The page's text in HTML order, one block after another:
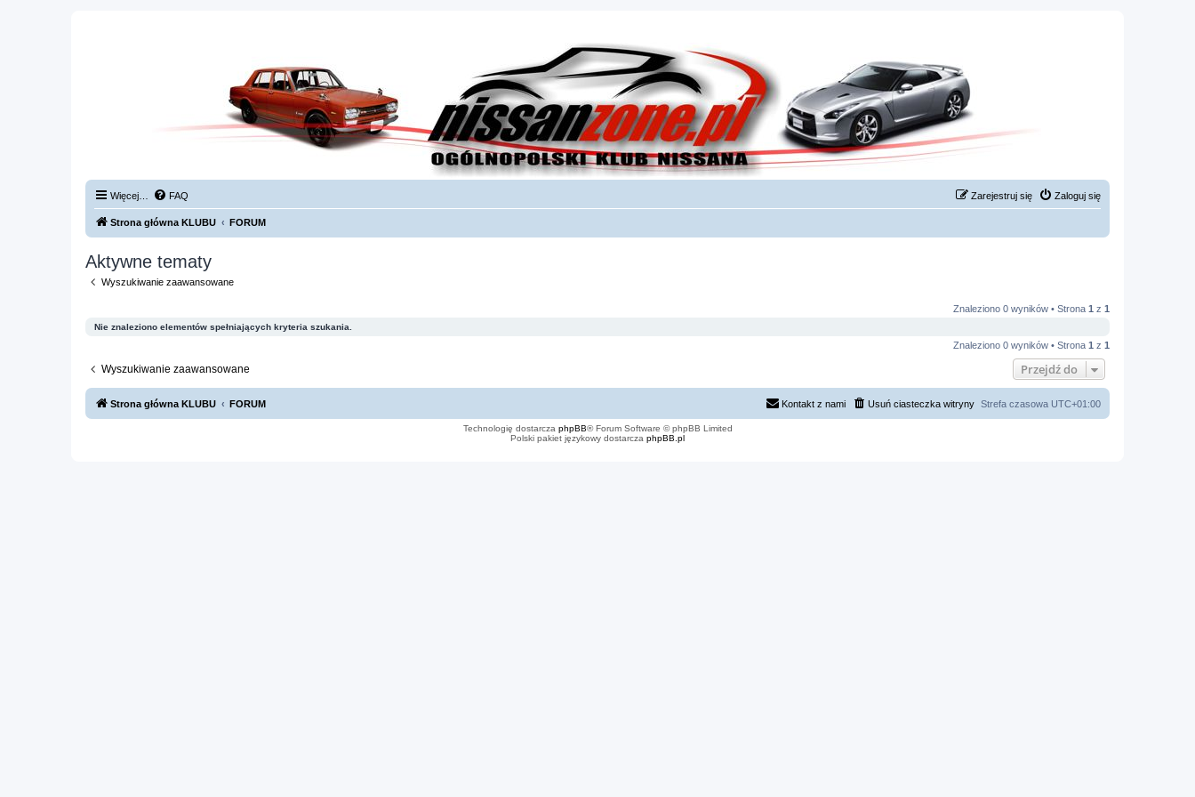
Więcej… FAQ Zaloguj się
Zarejestruj się
Strona główna KLUBU FORUM
Aktywne tematy
Wyszukiwanie zaawansowane
Znaleziono 0 wyników • Strona 1 z 1
Nie znaleziono elementów spełniających kryteria szukania.
Znaleziono 0 wyników • Strona 1 z 1
Wyszukiwanie zaawansowane Przejdź do
Strona główna KLUBU FORUM Strefa czasowa UTC+01:00
Usuń ciasteczka witryny
Kontakt z nami
Technologię dostarcza phpBB® Forum Software © phpBB Limited
Polski pakiet językowy dostarcza phpBB.pl